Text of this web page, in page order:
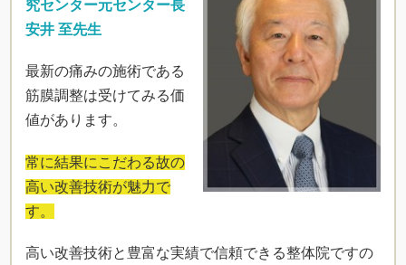
究センター元センター長
安井 至先生
最新の痛みの施術である
筋膜調整は受けてみる価
値があります。
常に結果にこだわる故の
高い改善技術が魅力で
す。
高い改善技術と豊富な実績で信頼できる整体院ですの